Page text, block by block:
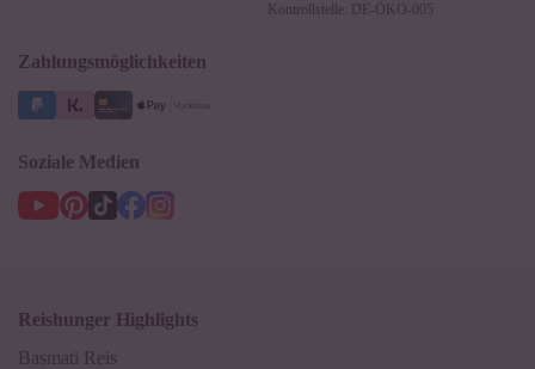
3 Jahre Garantie
Kontrollstelle: DE-ÖKO-005
Zahlungsmöglichkeiten
Soziale Medien
Reishunger Highlights
Basmati Reis